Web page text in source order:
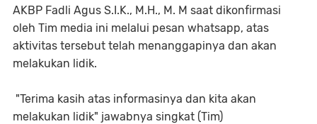
AKBP Fadli Agus S.I.K., M.H., M. M saat dikonfirmasi
oleh Tim media ini melalui pesan whatsapp, atas
aktivitas tersebut telah menanggapinya dan akan
melakukan lidik.
"Terima kasih atas informasinya dan kita akan
melakukan lidik" jawabnya singkat (Tim)